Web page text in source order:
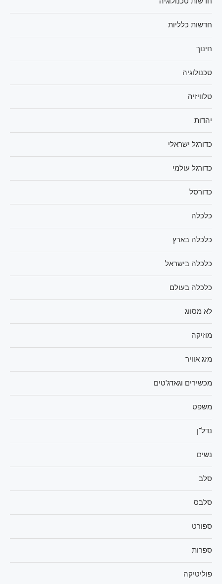
חדשות כלליות
חינוך
טכנולוגיה
טלוויזיה
יהדות
כדורגל ישראלי
כדורגל עולמי
כדורסל
כלכלה
כלכלה בארץ
כלכלה בישראל
כלכלה בעולם
לא מסווג
מוזיקה
מזג אוויר
מכשירים וגאדג'טים
משפט
נדל"ן
נשים
סלב
סלבס
ספורט
ספרות
פוליטיקה